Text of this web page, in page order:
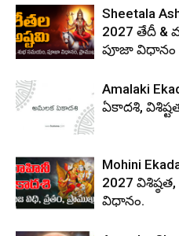
Sheetala
2027 తేదీ &
పూజా విధానం
Amalaki
ఏకాదశి,
Mohini
2027
విధానం.